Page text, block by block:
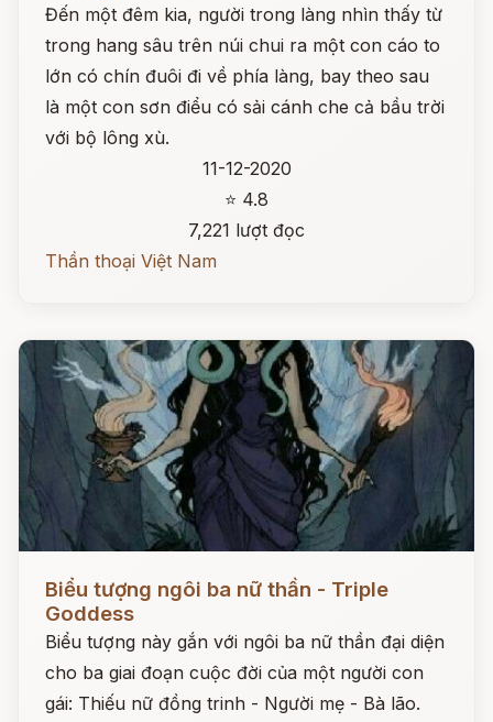
Đến một đêm kia, người trong làng nhìn thấy từ
trong hang sâu trên núi chui ra một con cáo to
lớn có chín đuôi đi về phía làng, bay theo sau
là một con sơn điểu có sải cánh che cả bầu trời
với bộ lông xù.
11-12-2020
⭐ 4.8
7,221 lượt đọc
Thần thoại Việt Nam
Đọc ngay
Biểu tượng ngôi ba nữ thần - Triple
Goddess
Biểu tượng này gắn với ngôi ba nữ thần đại diện
cho ba giai đoạn cuộc đời của một người con
gái: Thiếu nữ đồng trinh - Người mẹ - Bà lão.